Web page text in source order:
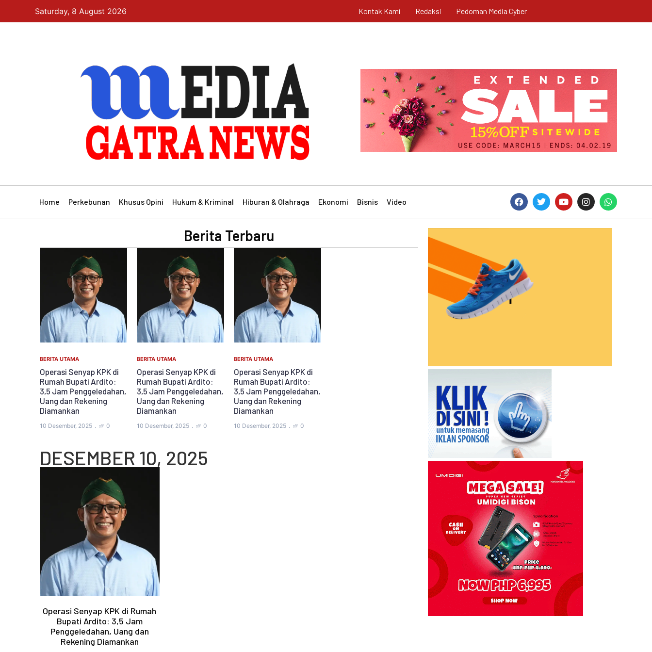
Saturday, 8 August 2026 Kontak Kami Redaksi Pedoman Media Cyber
Home Perkebunan Khusus Opini Hukum & Kriminal Hiburan & Olahraga Ekonomi Bisnis Video
Berita Terbaru
BERITA UTAMA
Operasi Senyap KPK di
Rumah Bupati Ardito:
3,5 Jam Penggeledahan,
Uang dan Rekening
Diamankan
10 Desember, 2025 0
BERITA UTAMA
Operasi Senyap KPK di
Rumah Bupati Ardito:
3,5 Jam Penggeledahan,
Uang dan Rekening
Diamankan
10 Desember, 2025 0
BERITA UTAMA
Operasi Senyap KPK di
Rumah Bupati Ardito:
3,5 Jam Penggeledahan,
Uang dan Rekening
Diamankan
10 Desember, 2025 0
DESEMBER 10, 2025
Operasi Senyap KPK di Rumah
Bupati Ardito: 3,5 Jam
Penggeledahan, Uang dan
Rekening Diamankan